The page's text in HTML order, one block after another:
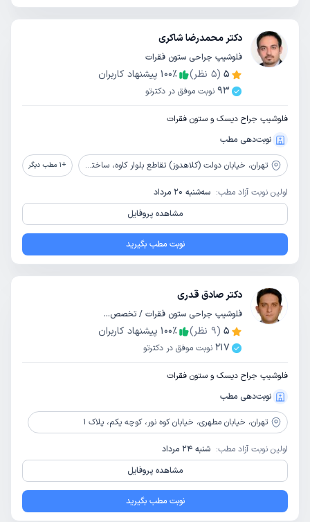
دکتر محمدرضا شاکری
فلوشیپ جراحی ستون فقرات
5
(
5 نظر) 100٪
پیشنهاد کاربران
93 نوبت موفق در دکترتو
فلوشیپ جراح دیسک و ستون فقرات
نوبت‌دهی مطب
تهران، خیابان دولت (کلاهدوز) تقاطع بلوار کاوه، ساختمان پزشکان کاوه، واحد 32 +
1 مطب دیگر
اولین نوبت آزاد مطب: سه‌شنبه 20 مرداد
مشاهده پروفایل
نوبت مطب بگیرید
دکتر صادق قدری
فلوشیپ جراحی ستون فقرات / تخصص جراحی مغز و اعصاب
5
(
9 نظر) 100٪
پیشنهاد کاربران
217 نوبت موفق در دکترتو
فلوشیپ جراح دیسک و ستون فقرات
نوبت‌دهی مطب
تهران، خیابان مطهری، خیابان کوه نور، کوچه یکم، پلاک 1
اولین نوبت آزاد مطب: شنبه 24 مرداد
مشاهده پروفایل
نوبت مطب بگیرید